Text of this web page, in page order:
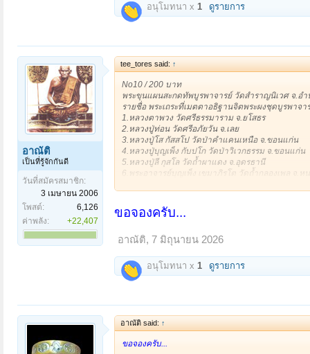
เปิดดูไฟล์ 6675225 เปิดดูไฟล์ 6675226
อนุโมทนา x 1 ดูรายการ
อาณัติ
เป็นที่รู้จักกันดี
วันที่สมัครสมาชิก:
3 เมษายน 2006
โพสต์:
6,126
ค่าพลัง:
+22,407
tee_tores said: ↑
No10 / 200 บาท
พระขุนแผนสะกดทัพบูรพาจารย์ วัดสำราญนิเวศ จ.
รายชื่อ พระเถระที่เมตตาอธิฐานจิตพระผงชุดบูรพา
1.หลวงตาพวง วัดศรีธรรมาราม จ.ยโสธร
2.หลวงปู่ท่อน วัดศรีอภัยวัน จ.เลย
3.หลวงปู่โส กัสสโป วัดป่าคำแคนเหนือ จ.ขอนแก่น
4.หลวงปู่บุญเพ็ง กับปโก วัดป่าวิเวกธรรม จ.ขอนแก่น
5.หลวงปู่ลี กุสโล วัดถ้ำผาแดง จ.อุดรธานี
6.พระอาจารย์บุญเพ็ง เขมาภิรโต วัดถ้ำกลองเพล จ.หน
9.พระอาจารย์คำบ่อ ฐิตปัญโญ วัดใหม่บ้านตาล จ.สกล
10.หลวงปู่หลอด ปโมทิโต วัดใหม่เสนานิคม จ.กรุงเทพ
12.หลวงปู่บุญหนา วัดป่าโสถิผล จ.สกลนคร
14.พระอาจารย์ขาน ฐานวโร วัดบ้านเหล่า จ.เชียงราย
15.พระอาจารย์ประสิทธิ์ บุญญมากโร วัดป่าหมูใหม่ จ.เ
16.พระอาจารย์เปลี่ยน วัดอรัญวิเวก
18.หลวงปู่พิศดู วัดเทพธารทอง จ.จันทบุรี
19.หลวงพ่อเพื้ยน วัดเกริ่นกฐิน จ.ลพบุรี
20.หลวงพ่อหนูอินทร์ วัดป่าพุทธมงคล จ.กาฬสินธ์
21.หลวงพ่อเจริญ วัดโนนสว่าง จ.อุดรธานี
ขอจองครับ...
อาณัติ, 7 มิถุนายน 2026
อนุโมทนา x 1 ดูรายการ
อาณัติ said: ↑
ขอจองครับ...